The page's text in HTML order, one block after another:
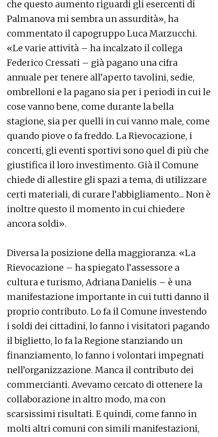
che questo aumento riguardi gli esercenti di
Palmanova mi sembra un assurdità», ha
commentato il capogruppo Luca Marzucchi.
«Le varie attività – ha incalzato il collega
Federico Cressati – già pagano una cifra
annuale per tenere all’aperto tavolini, sedie,
ombrelloni e la pagano sia per i periodi in cui le
cose vanno bene, come durante la bella
stagione, sia per quelli in cui vanno male, come
quando piove o fa freddo. La Rievocazione, i
concerti, gli eventi sportivi sono quel di più che
giustifica il loro investimento. Già il Comune
chiede di allestire gli spazi a tema, di utilizzare
certi materiali, di curare l’abbigliamento... Non è
inoltre questo il momento in cui chiedere
ancora soldi».
Diversa la posizione della maggioranza. «La
Rievocazione – ha spiegato l’assessore a
cultura e turismo, Adriana Danielis – è una
manifestazione importante in cui tutti danno il
proprio contributo. Lo fa il Comune investendo
i soldi dei cittadini, lo fanno i visitatori pagando
il biglietto, lo fa la Regione stanziando un
finanziamento, lo fanno i volontari impegnati
nell’organizzazione. Manca il contributo dei
commercianti. Avevamo cercato di ottenere la
collaborazione in altro modo, ma con
scarsissimi risultati. E quindi, come fanno in
molti altri comuni con simili manifestazioni,